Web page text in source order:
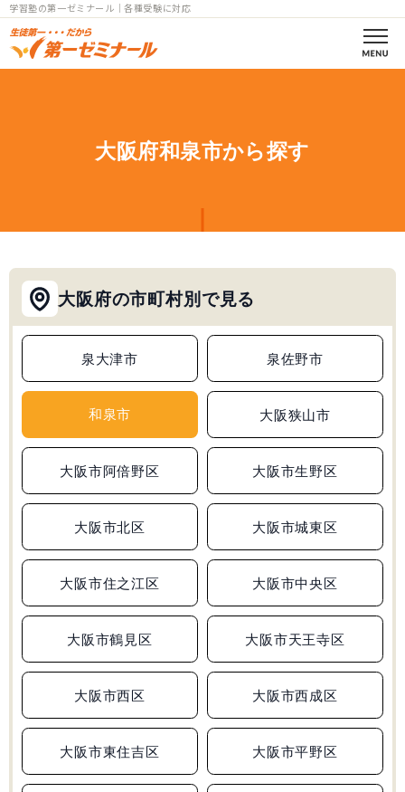
学習塾の第一ゼミナール｜各種受験に対応
コース案内
高校部一覧
個別指導
教室一覧
兵庫県 和歌山県
合格実績
受験情報
初めての塾選び
よくあるご質問
0120-4119-01
受付時間 10:00～19:00
大阪府和泉市から探す
大阪府の市町村別で見る
泉大津市 泉佐野市
和泉市 大阪狭山市
大阪市阿倍野区 大阪市生野区
大阪市北区 大阪市城東区
大阪市住之江区 大阪市中央区
大阪市鶴見区 大阪市天王寺区
大阪市西区 大阪市西成区
大阪市東住吉区 大阪市平野区